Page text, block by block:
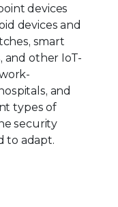
devices
devices and
smart
and other IoT-
and
types of
security
to adapt.